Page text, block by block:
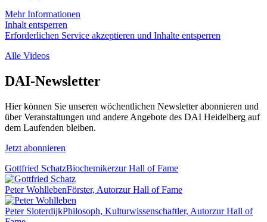
Mehr Informationen
Inhalt entsperren
Erforderlichen Service akzeptieren und Inhalte entsperren
Alle Videos
DAI-Newsletter
Hier können Sie unseren wöchentlichen Newsletter abonnieren und
über Veranstaltungen und andere Angebote des DAI Heidelberg auf
dem Laufenden bleiben.
Jetzt abonnieren
Gottfried SchatzBiochemikerzur Hall of Fame
Peter WohllebenFörster, Autorzur Hall of Fame
Peter SloterdijkPhilosoph, Kulturwissenschaftler, Autorzur Hall of